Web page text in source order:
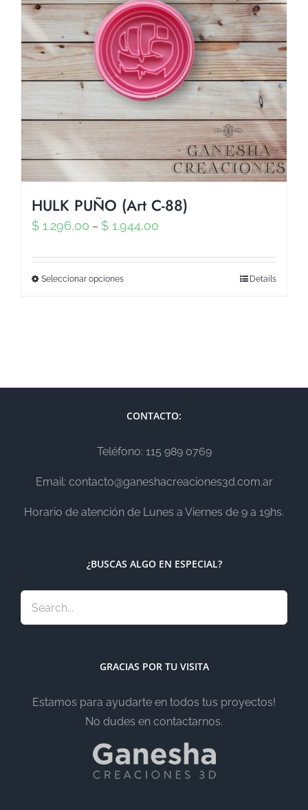
HULK PUÑO (Art C-88)
$ 1.296,00 – $ 1.944,00
Seleccionar opciones Details
CONTACTO:
Teléfono: 115 989 0769
Email: contacto@ganeshacreaciones3d.com.ar
Horario de atención de Lunes a Viernes de 9 a 19hs.
¿BUSCAS ALGO EN ESPECIAL?
GRACIAS POR TU VISITA
Estamos para ayudarte en todos tus proyectos!
No dudes en contactarnos.